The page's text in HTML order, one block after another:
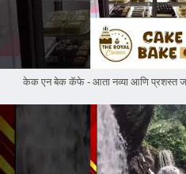
केक एन बेक कॅफे - आता नव्या आणि प्रशस्त